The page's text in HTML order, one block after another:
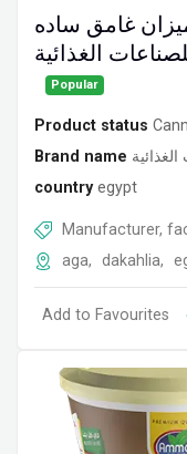
غامق ساده
الغذائية
Popular
Product status
Brand name
country egypt
Manufacturer,
aga, dakahlia,
Add to Favourites